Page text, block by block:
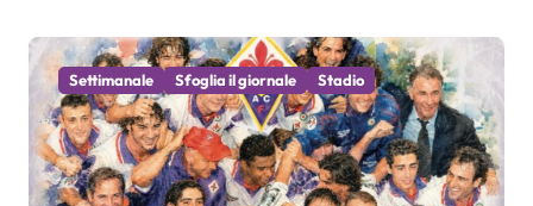
Settimanale Sfoglia il giornale Stadio